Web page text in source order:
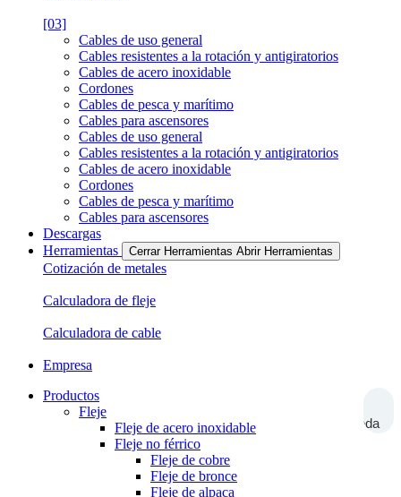
[03]
Cables de uso general
Cables resistentes a la rotación y antigiratorios
Cables de acero inoxidable
Cordones
Cables de pesca y marítimo
Cables para ascensores
Cables de uso general
Cables resistentes a la rotación y antigiratorios
Cables de acero inoxidable
Cordones
Cables de pesca y marítimo
Cables para ascensores
Descargas
Herramientas
Cerrar Herramientas Abrir Herramientas
Cotización de metales
Calculadora de fleje
Calculadora de cable
Empresa
Búsqueda
Productos
Fleje
Fleje de acero inoxidable
Fleje no férrico
Fleje de cobre
Fleje de bronce
Fleje de alpaca